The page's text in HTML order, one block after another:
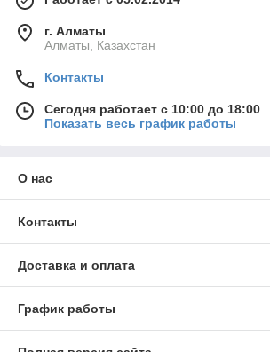
г. Алматы
Алматы, Казахстан
Контакты
Сегодня работает с 10:00 до 18:00
Показать весь график работы
О нас
Контакты
Доставка и оплата
График работы